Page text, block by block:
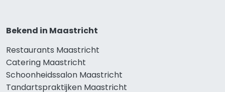
Bekend in Maastricht
Restaurants Maastricht
Catering Maastricht
Schoonheidssalon Maastricht
Tandartspraktijken Maastricht